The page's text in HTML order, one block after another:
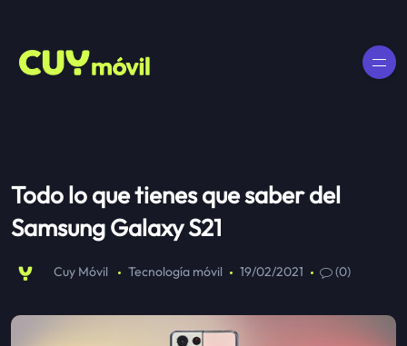
Todo lo que tienes que saber del
Samsung Galaxy S21
Cuy Móvil Tecnología móvil 19/02/2021 (0)